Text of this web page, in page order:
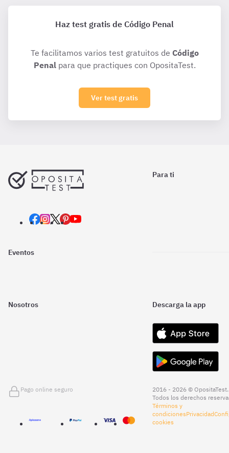
Haz test gratis de Código Penal
Te facilitamos varios test gratuitos de Código
Penalpara que practiques con OpositaTest.
Ver test gratis
Para ti
Eventos
Nosotros Descarga la app
Pago online seguro
2016 - 2026 © OpositaTest.
Todos los derechos
Términos y
condicionesPrivacidad
cookies